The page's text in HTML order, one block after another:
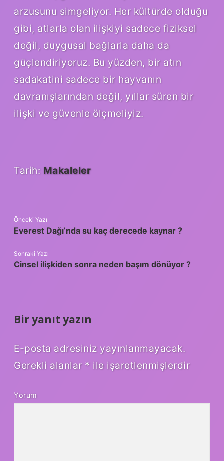
arzusunu simgeliyor. Her kültürde olduğu
gibi, atlarla olan ilişkiyi sadece fiziksel
değil, duygusal bağlarla daha da
güçlendiriyoruz. Bu yüzden, bir atın
sadakatini sadece bir hayvanın
davranışlarından değil, yıllar süren bir
ilişki ve güvenle ölçmeliyiz.
Tarih: Makaleler
Önceki Yazı
Everest Dağı’nda su kaç derecede kaynar ?
Sonraki Yazı
Cinsel ilişkiden sonra neden başım dönüyor ?
Bir yanıt yazın
E-posta adresiniz yayınlanmayacak.
Gerekli alanlar * ile işaretlenmişlerdir
Yorum